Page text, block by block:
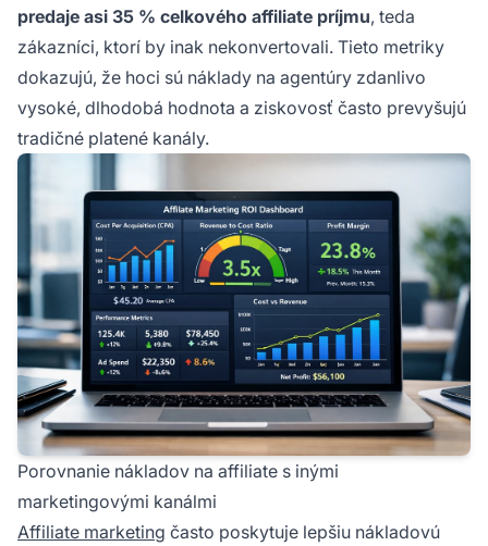
predaje asi 35 % celkového affiliate príjmu, teda
zákazníci, ktorí by inak nekonvertovali. Tieto metriky
dokazujú, že hoci sú náklady na agentúry zdanlivo
vysoké, dlhodobá hodnota a ziskovosť často prevyšujú
tradičné platené kanály.
Porovnanie nákladov na affiliate s inými
marketingovými kanálmi
Affiliate marketing často poskytuje lepšiu nákladovú